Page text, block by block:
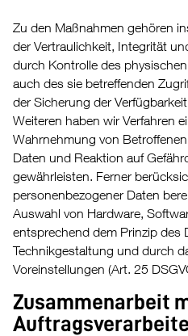
Zu den Maßnahmen gehören
der Vertraulichkeit, Integrität
durch Kontrolle des
auch des sie betreffenden
der Sicherung der
Weiteren haben wir Verfahren
Wahrnehmung von
Daten und Reaktion auf
gewährleisten. Ferner
personenbezogener Daten
Auswahl von Hardware,
entsprechend dem Prinzip des
Technikgestaltung und durch
Voreinstellungen (Art. 25
Zusammenarbeit